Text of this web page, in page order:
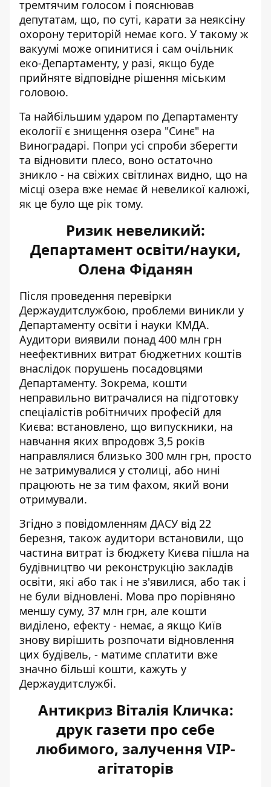
тремтячим голосом і пояснював
депутатам, що, по суті, карати за неяксіну
охорону територій немає кого. У такому ж
вакуумі може опинитися і сам очільник
еко-Департаменту, у разі, якщо буде
прийняте відповідне рішення міським
головою.
Та найбільшим ударом по Департаменту
екології є знищення озера "Синє" на
Виноградарі. Попри усі спроби зберегти
та відновити плесо, воно остаточно
зникло - на свіжих світлинах видно, що на
місці озера вже немає й невеликої калюжі,
як це було ще рік тому.
Ризик невеликий:
Департамент освіти/науки,
Олена Фіданян
Після проведення перевірки
Держаудитслужбою, проблеми виникли у
Департаменту освіти і науки КМДА.
Аудитори виявили понад 400 млн грн
неефективних витрат бюджетних коштів
внаслідок порушень посадовцями
Департаменту. Зокрема, кошти
неправильно витрачалися на підготовку
спеціалістів робітничих професій для
Києва: встановлено, що випускники, на
навчання яких впродовж 3,5 років
направлялися близько 300 млн грн, просто
не затримувалися у столиці, або нині
працюють не за тим фахом, який вони
отримували.
Згідно з повідомленням ДАСУ від 22
березня, також аудитори встановили, що
частина витрат із бюджету Києва пішла на
будівництво чи реконструкцію закладів
освіти, які або так і не з'явилися, або так і
не були відновлені. Мова про порівняно
меншу суму, 37 млн грн, але кошти
виділено, ефекту - немає, а якщо Київ
знову вирішить розпочати відновлення
цих будівель, - матиме сплатити вже
значно більші кошти, кажуть у
Держаудитслужбі.
Антикриз Віталія Кличка:
друк газети про себе
любимого, залучення VIP-
агітаторів